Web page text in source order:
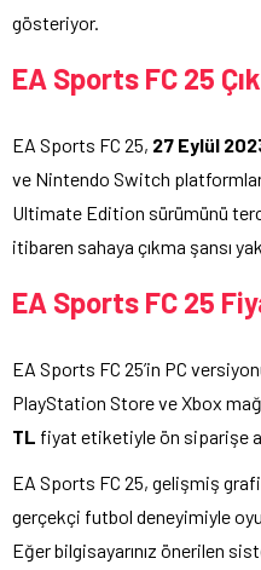
gösteriyor.
EA Sports FC 25
EA Sports FC 25, 27 Eylül
ve Nintendo Switch
Ultimate Edition sürümünü
itibaren sahaya çıkma şansı
EA Sports FC 25
EA Sports FC 25’in PC
PlayStation Store ve Xbox
TL fiyat etiketiyle ön siparişe
EA Sports FC 25, gelişmiş
gerçekçi futbol deneyimiyle
Eğer bilgisayarınız önerilen